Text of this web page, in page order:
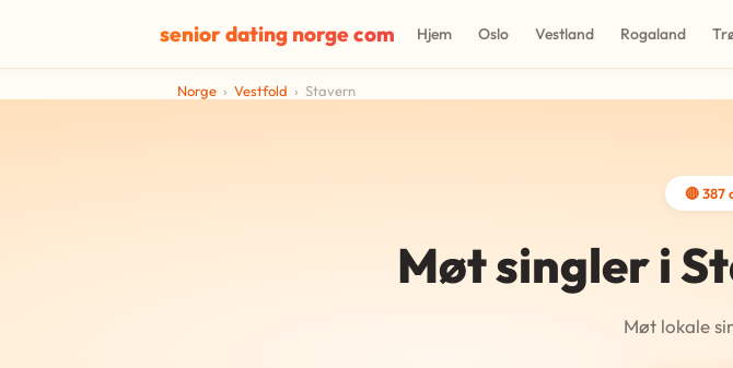
senior dating norge com Hjem Oslo Vestland Rogaland
Norge › Vestfold › Stavern
🔴 387
Møt singler i
Møt lokale